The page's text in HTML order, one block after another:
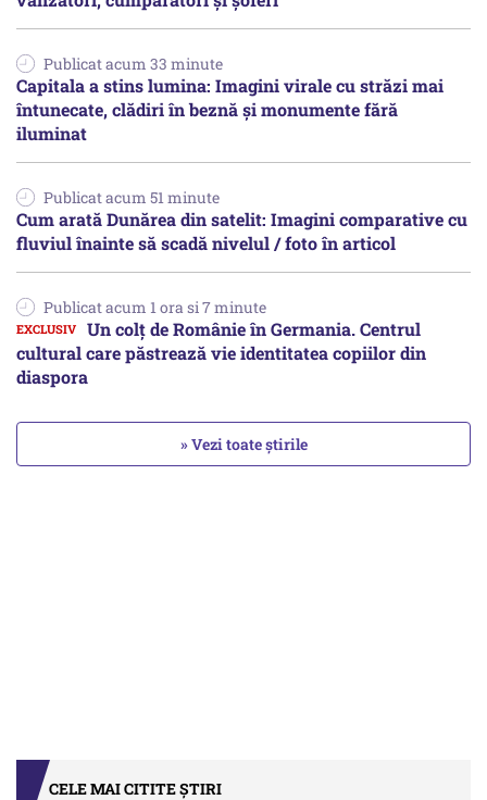
Publicat acum 33 minute
Capitala a stins lumina: Imagini virale cu străzi mai
întunecate, clădiri în beznă și monumente fără
iluminat
Publicat acum 51 minute
Cum arată Dunărea din satelit: Imagini comparative cu
fluviul înainte să scadă nivelul / foto în articol
Publicat acum 1 ora si 7 minute
Un colț de Românie în Germania. Centrul
cultural care păstrează vie identitatea copiilor din
diaspora
» Vezi toate știrile
CELE MAI CITITE ȘTIRI